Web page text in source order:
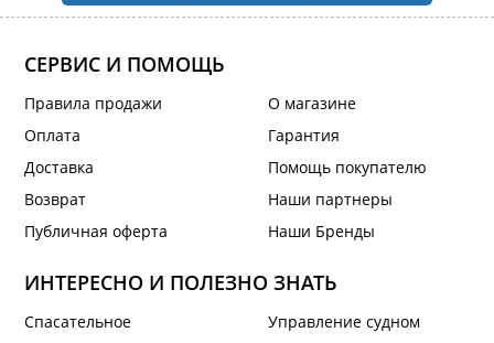
СЕРВИС И ПОМОЩЬ
Правила продажи
Оплата
Доставка
Возврат
Публичная оферта
О магазине
Гарантия
Помощь покупателю
Наши партнеры
Наши Бренды
ИНТЕРЕСНО И ПОЛЕЗНО ЗНАТЬ
Спасательное Управление судном